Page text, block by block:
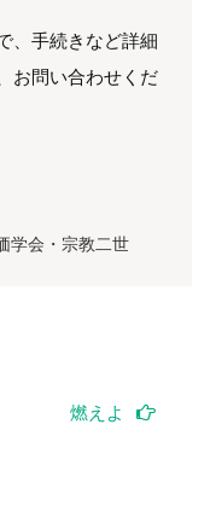
、手続きなど詳細
お問い合わせくだ
学会・宗教二世
燃えよ